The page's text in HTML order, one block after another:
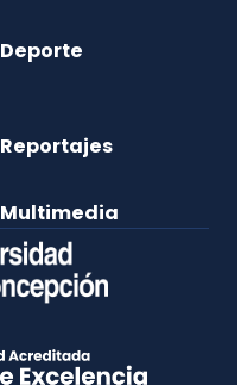
Deporte
Reportajes
Multimedia